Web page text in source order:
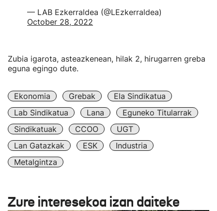
— LAB Ezkerraldea (@LEzkerraldea)
October 28, 2022
Zubia igarota, asteazkenean, hilak 2, hirugarren greba
eguna egingo dute.
Ekonomia Grebak
Ela Sindikatua
Lab Sindikatua
Lana
Eguneko Titularrak
Sindikatuak
CCOO
UGT
Lan Gatazkak
ESK
Industria
Metalgintza
Zure interesekoa izan daiteke